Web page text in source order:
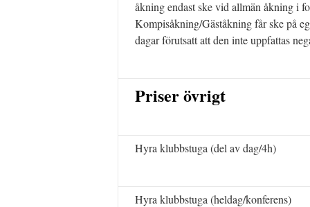
åkning endast ske vid allmän åkning i
Kompisåkning/Gäståkning får ske på
dagar förutsatt att den inte uppfattas
Priser övrigt
Hyra klubbstuga (del av dag/4h)
Hyra klubbstuga (heldag/konferens)